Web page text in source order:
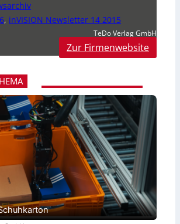
, inVISION Newsletter 14 2015
TeDo Verlag GmbH
Zur Firmenwebsite